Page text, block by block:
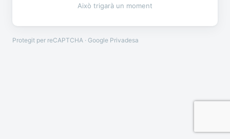
Això trigarà un moment
Protegit per reCAPTCHA · Google Privadesa